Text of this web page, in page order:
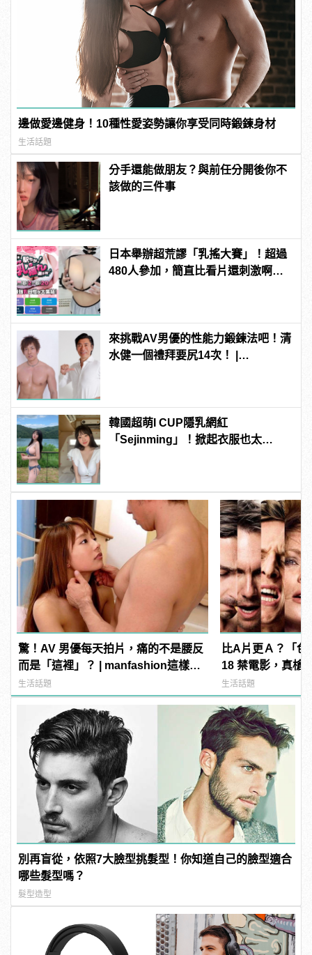
邊做愛邊健身！10種性愛姿勢讓你享受同時鍛鍊身材
生活話題
分手還能做朋友？與前任分開後你不
該做的三件事
日本舉辦超荒謬「乳搖大賽」！超過
480人參加，簡直比看片還刺激啊！ |
來挑戰AV男優的性能力鍛鍊法吧！清
水健一個禮拜要尻14次！ |
韓國超萌I CUP隱乳網紅
「Sejinming」！掀起衣服也太
驚！AV 男優每天拍片，痛的不是腰反
而是「這裡」？ | manfashion這樣變
型男
生活話題
比A片更Ａ？「
18 禁電影，真槍
直接上！ |
生活話題
別再盲從，依照7大臉型挑髮型！你知道自己的臉型適合
哪些髮型嗎？
髮型造型